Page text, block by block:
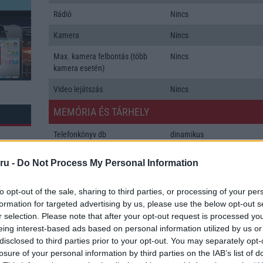
- Do Not Process My Personal Information
opt-out of the sale, sharing to third parties, or processing of your
for targeted advertising by us, please use the below opt-out
selection. Please note that after your opt-out request is processed
interest-based ads based on personal information utilized by us
to third parties prior to your opt-out. You may separately
of your personal information by third parties on the IAB’s list of
6
Rádió Nincs
Kamera Nincs
Max. kamera felbontás (több
kamera esetén)
Nincs
Video lejátszás Nincs
MEMÓRIA ÉS TÁRHELY
Telefonkönyv db dinamikus
Memória bővíthetőség MMC
ADATCSERE
GPRS Nincs